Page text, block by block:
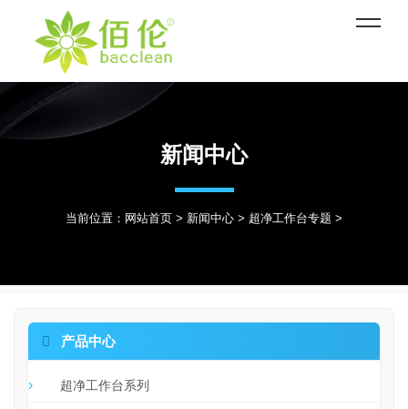
新闻中心
当前位置： 网站首页 > 新闻中心 > 超净工作台专题 >
 产品中心
超净工作台系列